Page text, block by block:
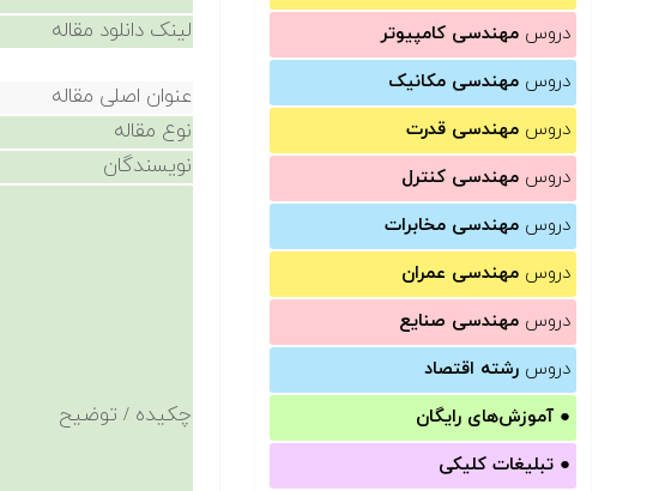
دروس مهندسی کامپیوتر
دروس مهندسی مکانیک
دروس مهندسی قدرت
دروس مهندسی کنترل
دروس مهندسی مخابرات
دروس مهندسی عمران
دروس مهندسی صنایع
دروس رشته اقتصاد
● آموزش‌های رایگان
● تبلیغات کلیکی
لینک دانلود مقاله
عنوان اصلی مقاله
نوع مقاله
نویسندگان
چکیده / توضیح